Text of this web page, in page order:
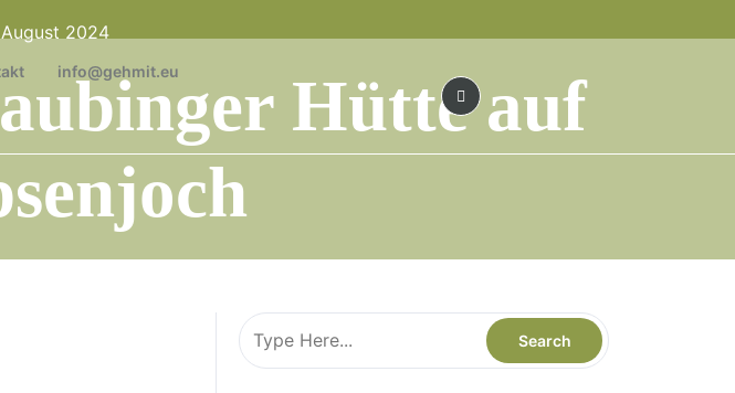
info@gehmit.eu
2024
Hütte auf
comments